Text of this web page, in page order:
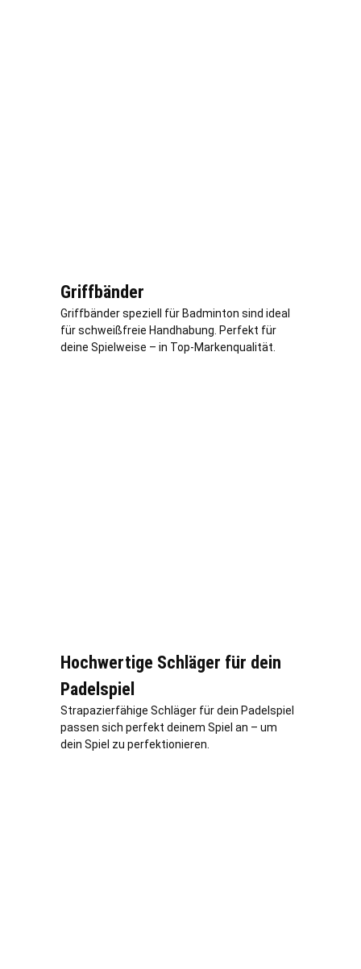
Griffbänder
Griffbänder speziell für Badminton sind ideal
für schweißfreie Handhabung. Perfekt für
deine Spielweise – in Top-Markenqualität.
Hochwertige Schläger für dein
Padelspiel
Strapazierfähige Schläger für dein Padelspiel
passen sich perfekt deinem Spiel an – um
dein Spiel zu perfektionieren.